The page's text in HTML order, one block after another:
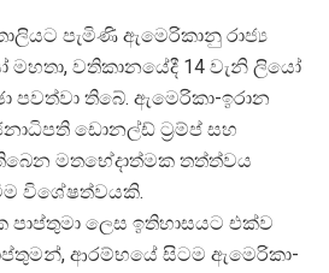
පැමිණි ඇමෙරිකානු රාජ්
වතිකානයේදී 14 වැනි ලියෝ
පවත්වා තිබේ. ඇමෙරිකා-ඉරාන
ඩොනල්ඩ් ට්රම්ප් සහ
මතභේදාත්මක තත්ත්වය
විශේෂත්වයකි.
ලෙස ඉතිහාසයට එක්ව
ආරම්භයේ සිටම ඇමෙරිකා-